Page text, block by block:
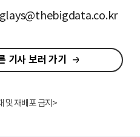
glays@thebigdata.co.kr
기사 보러 가기
및 재배포 금지>